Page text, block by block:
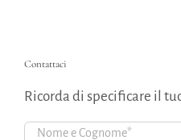
Contattaci
Ricorda di specificare il